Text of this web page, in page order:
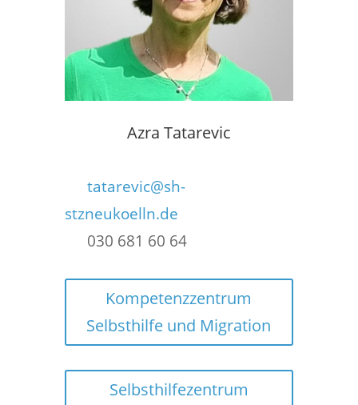
Azra Tatarevic
tatarevic@sh-
stzneukoelln.de
030 681 60 64
Kompetenzzentrum
Selbsthilfe und Migration
Selbsthilfezentrum